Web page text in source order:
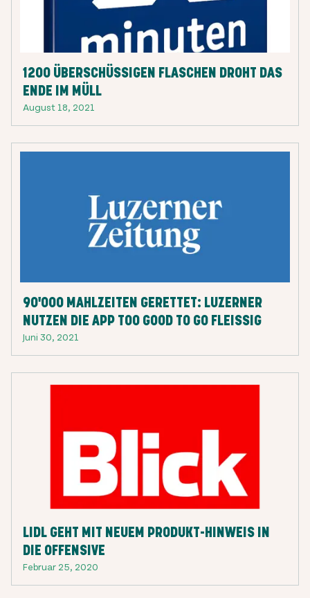
1200 ÜBERSCHÜSSIGEN FLASCHEN DROHT DAS
ENDE IM MÜLL
August 18, 2021
90'000 MAHLZEITEN GERETTET: LUZERNER
NUTZEN DIE APP TOO GOOD TO GO FLEISSIG
Juni 30, 2021
LIDL GEHT MIT NEUEM PRODUKT-HINWEIS IN
DIE OFFENSIVE
Februar 25, 2020